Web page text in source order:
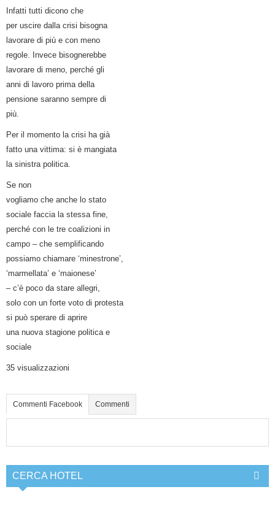
Infatti tutti dicono che
per uscire dalla crisi bisogna
lavorare di più e con meno
regole. Invece bisognerebbe
lavorare di meno, perché gli
anni di lavoro prima della
pensione saranno sempre di
più.
Per il momento la crisi ha già
fatto una vittima: si è mangiata
la sinistra politica.
Se non
vogliamo che anche lo stato
sociale faccia la stessa fine,
perché con le tre coalizioni in
campo – che semplificando
possiamo chiamare ‘minestrone’,
‘marmellata’ e ‘maionese’
– c’è poco da stare allegri,
solo con un forte voto di protesta
si può sperare di aprire
una nuova stagione politica e
sociale
35 visualizzazioni
Commenti Facebook Commenti
CERCA HOTEL